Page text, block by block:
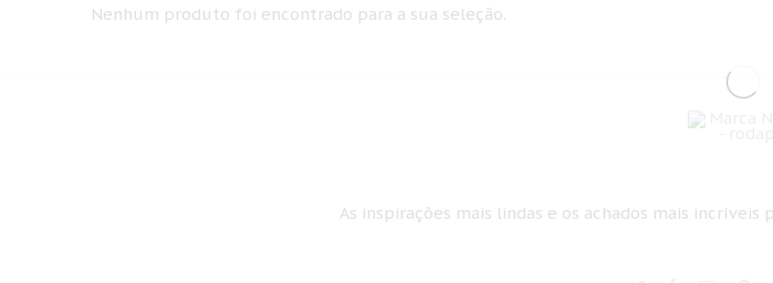
Nenhum produto foi encontrado para a sua seleção.
As inspirações mais lindas e os achados mais